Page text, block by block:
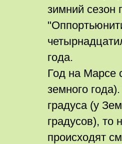
зимний сезон
года.
Год на Марсе
земного
градуса (у
градусов), то
происходят